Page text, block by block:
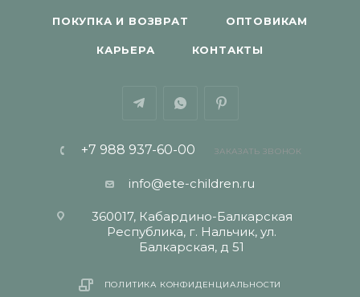
ПОКУПКА И ВОЗВРАТ ОПТОВИКАМ
КАРЬЕРА КОНТАКТЫ
+7 988 937-60-00 ЗАКАЗАТЬ ЗВОНОК
info@ete-children.ru
360017, Кабардино-Балкарская
Республика, г. Нальчик, ул.
Балкарская, д 51
ПОЛИТИКА КОНФИДЕНЦИАЛЬНОСТИ